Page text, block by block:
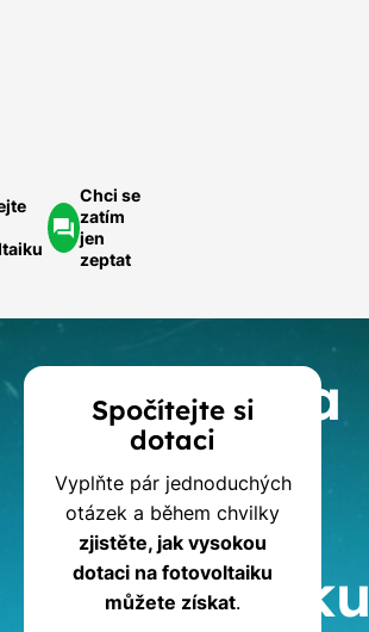
Chci se
zatím
jen
zeptat
Kalkulačka
dotací
na
fotovoltaiku
Spočítejte si
dotaci
Vyplňte pár jednoduchých
otázek a během chvilky
zjistěte, jak vysokou
dotaci na fotovoltaiku
můžete získat.